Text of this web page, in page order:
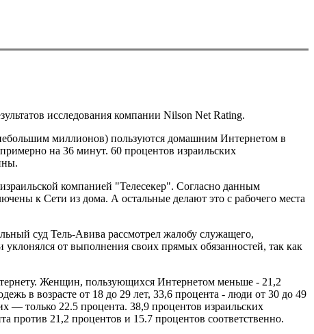
исследования компании Nilson Net Rating.
миллионов) пользуются домашним Интернетом в
на 36 минут. 60 процентов израильских
компанией "Телесекер". Согласно данным
к Сети из дома. А остальные делают это с рабочего места
суд Тель-Авива рассмотрел жалобу служащего,
от выполнения своих прямых обязанностей, так как
Женщин, пользующихся Интернетом меньше - 21,2
в возрасте от 18 до 29 лет, 33,6 процента - люди от 30 до 49
— только 22.5 процента. 38,9 процентов израильских
21,2 процентов и 15.7 процентов соответственно.